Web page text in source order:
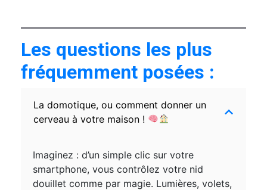
Les questions les plus
fréquemment posées :
La domotique, ou comment donner un
cerveau à votre maison !
Imaginez : d’un simple clic sur votre
smartphone, vous contrôlez votre nid
douillet comme par magie. Lumières, volets,